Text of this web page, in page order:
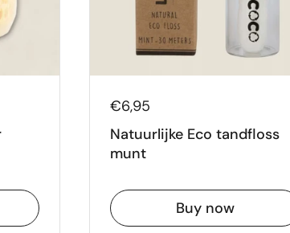
€6,95
Natuurlijke Eco tandfloss
munt
Buy now